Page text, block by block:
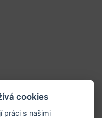
cookies
práci s našimi